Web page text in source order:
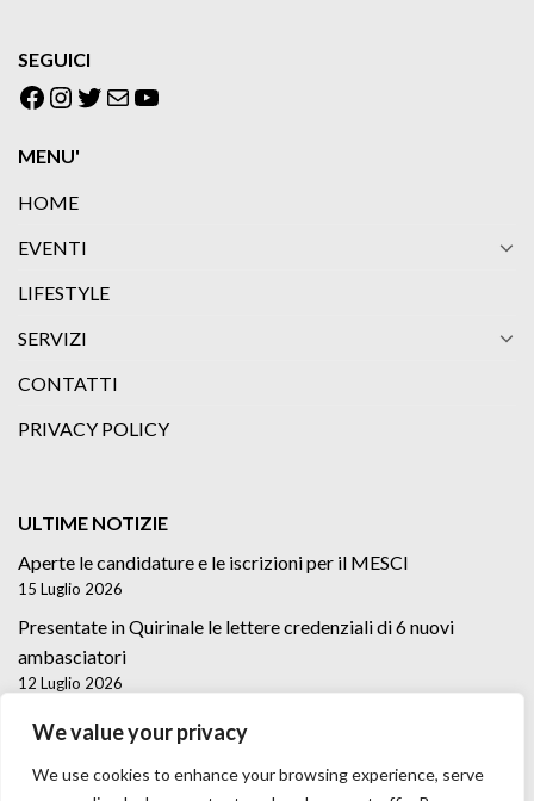
We value your privacy
We use cookies to enhance your browsing experience, serve
SEGUICI
Facebook
Instagram
Twitter
EmailYouTube
MENU'
HOME
EVENTI
LIFESTYLE
SERVIZI
CONTATTI
PRIVACY POLICY
ULTIME NOTIZIE
Aperte le candidature e le iscrizioni per il MESCI
15 Luglio 2026
Presentate in Quirinale le lettere credenziali di 6 nuovi
ambasciatori
12 Luglio 2026
Lettere credenziali di 5 nuovi Ambasciatori